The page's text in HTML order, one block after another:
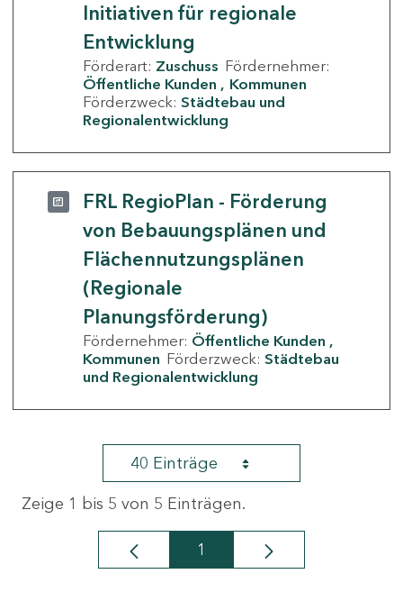
Initiativen für regionale
Entwicklung
Förderart: Zuschuss Fördernehmer:
Öffentliche Kunden
Kommunen
Förderzweck: Städtebau und
Regionalentwicklung
FRL RegioPlan - Förderung
von Bebauungsplänen und
Flächennutzungsplänen
(Regionale
Planungsförderung)
Fördernehmer: Öffentliche Kunden
Kommunen Förderzweck: Städtebau
und Regionalentwicklung
40 Einträge
Zeige 1 bis 5 von 5 Einträgen.
Seite
1